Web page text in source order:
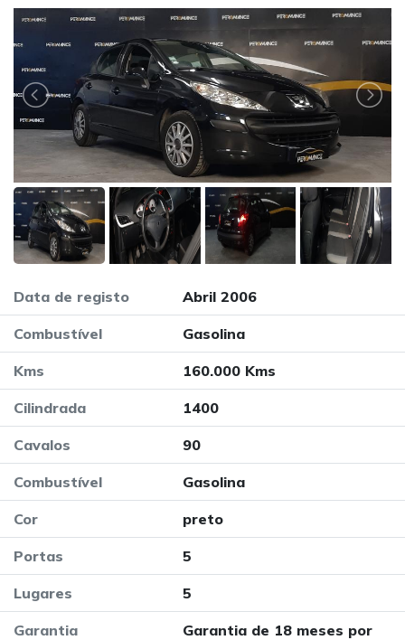
Data de registo Abril 2006
Combustível Gasolina
Kms 160.000 Kms
Cilindrada 1400
Cavalos 90
Combustível Gasolina
Cor preto
Portas 5
Lugares 5
Garantia
Garantia de 18 meses por